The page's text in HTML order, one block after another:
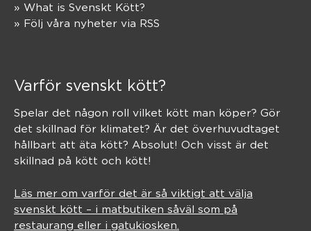
» What is Svenskt Kött?
» Följ våra nyheter via RSS
Varför svenskt kött?
Spelar det någon roll vilket kött man köper? Gör
det skillnad för klimatet? Är det överhuvudtaget
hållbart att äta kött? Absolut! Och visst är det
skillnad på kött och kött!
Läs mer om varför det är så viktigt att välja
svenskt kött – i matbutiken såväl som på
restaurang eller i gatukiosken.